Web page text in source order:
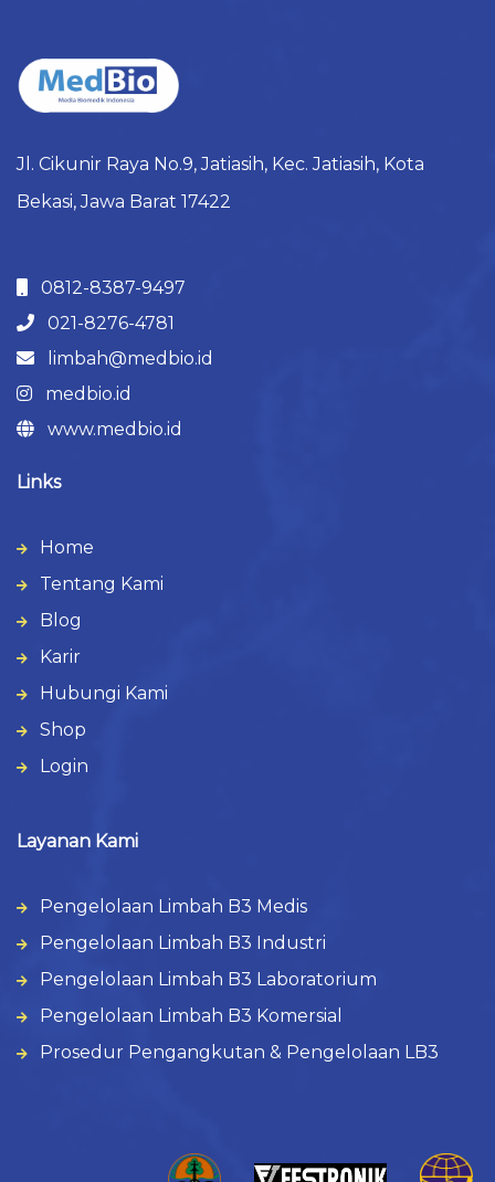
Jl. Cikunir Raya No.9, Jatiasih, Kec. Jatiasih, Kota
Bekasi, Jawa Barat 17422
0812-8387-9497
021-8276-4781
limbah@medbio.id
medbio.id
www.medbio.id
Links
Home
Tentang Kami
Blog
Karir
Hubungi Kami
Shop
Login
Layanan Kami
Pengelolaan Limbah B3 Medis
Pengelolaan Limbah B3 Industri
Pengelolaan Limbah B3 Laboratorium
Pengelolaan Limbah B3 Komersial
Prosedur Pengangkutan & Pengelolaan LB3